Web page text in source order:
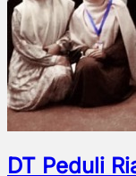
DT Peduli